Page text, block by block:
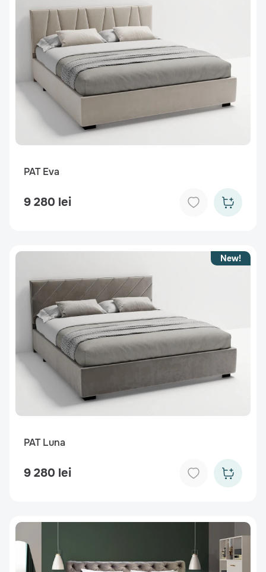
PAT Eva
9 280 lei
New!
PAT Luna
9 280 lei